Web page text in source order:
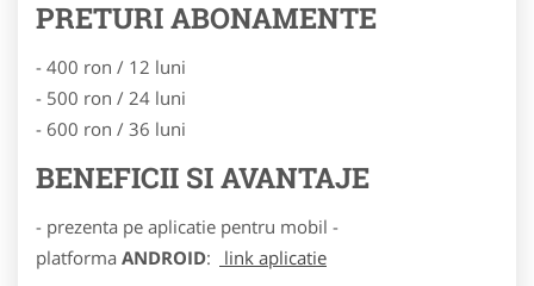
PRETURI ABONAMENTE
- 400 ron / 12 luni
- 500 ron / 24 luni
- 600 ron / 36 luni
BENEFICII SI AVANTAJE
- prezenta pe aplicatie pentru mobil -
platforma ANDROID:
link aplicatie